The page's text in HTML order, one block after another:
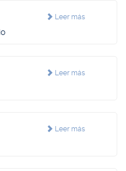
Leer más
Leer más
Leer más